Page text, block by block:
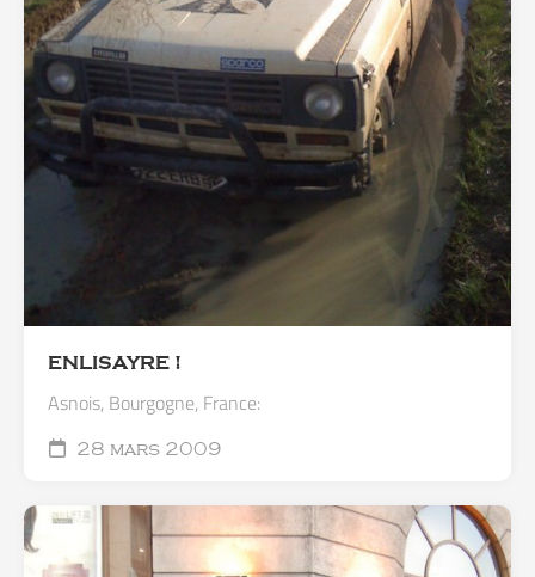
ENLISAYRE !
Asnois, Bourgogne, France:
28 mars 2009